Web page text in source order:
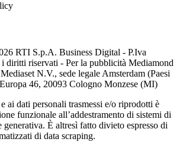
RTI S.p.A. Business Digital - P.Iva
diritti riservati - Per la pubblicità Mediamond
N.V., sede legale Amsterdam (Paesi
46, 20093 Cologno Monzese (MI)
ai dati personali trasmessi e/o riprodotti è
funzionale all’addestramento di sistemi di
È altresì fatto divieto espresso di
di data scraping.